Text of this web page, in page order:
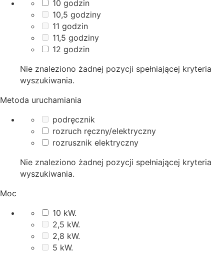
10 godzin
10,5 godziny
11 godzin
11,5 godziny
12 godzin
Nie znaleziono żadnej pozycji spełniającej kryteria
wyszukiwania.
Metoda uruchamiania
podręcznik
rozruch ręczny/elektryczny
rozrusznik elektryczny
Nie znaleziono żadnej pozycji spełniającej kryteria
wyszukiwania.
Moc
10 kW.
2,5 kW.
2,8 kW.
5 kW.